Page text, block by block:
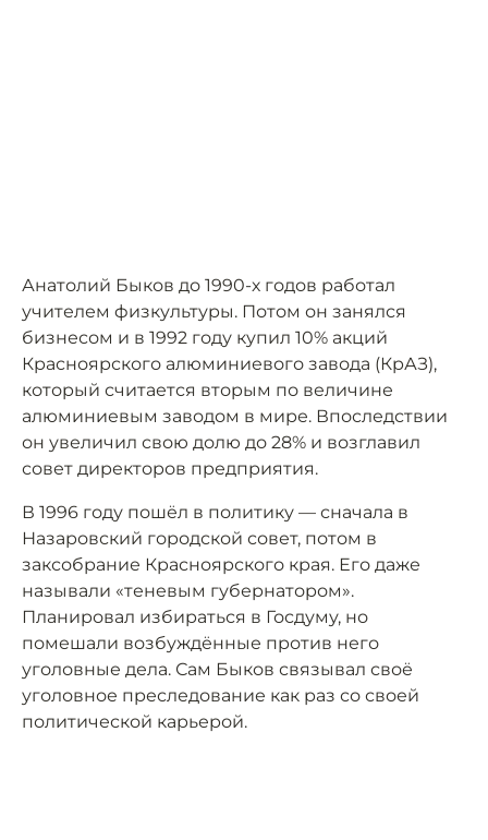
Анатолий Быков до 1990-х годов работал
учителем физкультуры. Потом он занялся
бизнесом и в 1992 году купил 10% акций
Красноярского алюминиевого завода (КрАЗ),
который считается вторым по величине
алюминиевым заводом в мире. Впоследствии
он увеличил свою долю до 28% и возглавил
совет директоров предприятия.
В 1996 году пошёл в политику — сначала в
Назаровский городской совет, потом в
заксобрание Красноярского края. Его даже
называли «теневым губернатором».
Планировал избираться в Госдуму, но
помешали возбуждённые против него
уголовные дела. Сам Быков связывал своё
уголовное преследование как раз со своей
политической карьерой.